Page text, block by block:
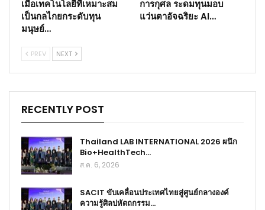
เมื่อเทคโนโลยีที่เหมาะสม
เป็นกลไกยกระดับทุน
มนุษย์…
การกุศล ระดมทุนมอบ
แว่นตาอัจฉริยะ AI…
PREV NEXT
RECENTLY POST
Thailand LAB INTERNATIONAL 2026 ผนึก
Bio+HealthTech…
ส.ค. 6, 2026
SACIT ขับเคลื่อนประเทศไทยสู่ศูนย์กลางองค์
ความรู้ศิลปหัตถกรรม…